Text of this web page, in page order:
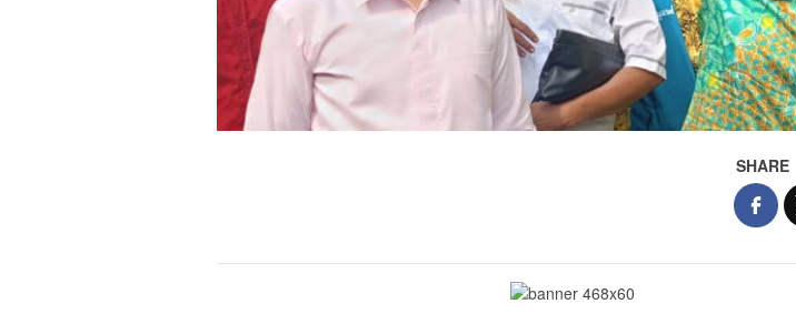
SHARE